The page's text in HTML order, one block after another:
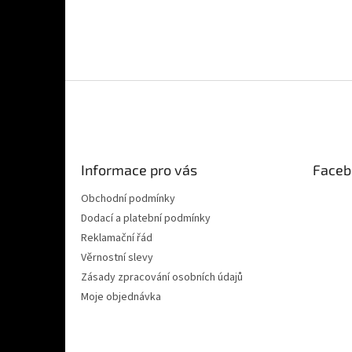
Informace pro vás
Obchodní podmínky
Dodací a platební podmínky
Reklamační řád
Věrnostní slevy
Zásady zpracování osobních údajů
Moje objednávka